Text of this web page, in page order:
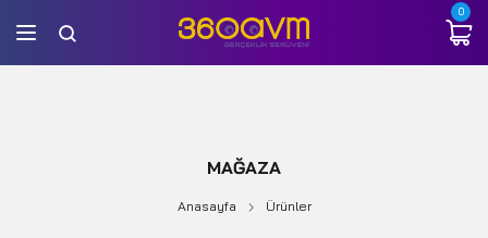
0
MAĞAZA
Anasayfa Ürünler